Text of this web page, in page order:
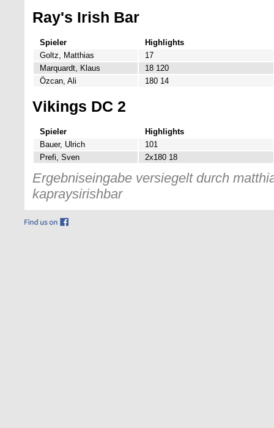
Ray's Irish Bar
Spieler
Highlights
Goltz, Matthias
17
Marquardt, Klaus
18 120
Özcan, Ali
180 14
Vikings DC 2
Spieler
Highlights
Bauer, Ulrich
101
Prefi, Sven
2x180 18
Ergebniseingabe versiegelt durch
kapraysirishbar